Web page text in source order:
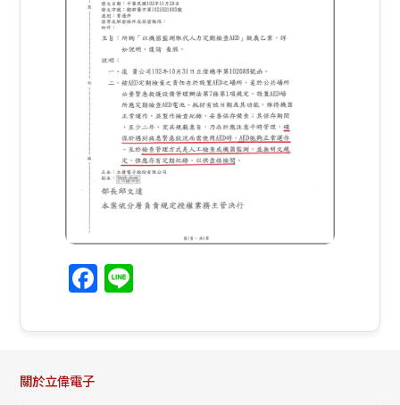
Facebook
關於立偉電子